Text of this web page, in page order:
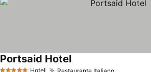
Hotel Restaurante Italiano
Portsaid HotelVer preços